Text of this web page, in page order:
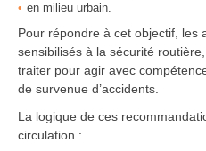
en milieu urbain.
Pour répondre à cet objectif, les
sensibilisés à la sécurité
traiter pour agir avec
de survenue d’accidents.
La logique de ces
circulation :